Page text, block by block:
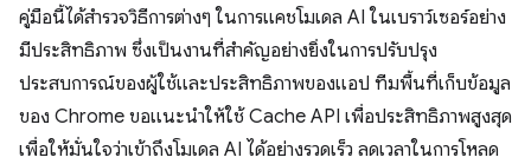
คู่มือนี้ได้สำรวจวิธีการต่างๆ ในการแคชโมเดล AI ในเบราว์เซอร์อย่าง
มีประสิทธิภาพ ซึ่งเป็นงานที่สำคัญอย่างยิ่งในการปรับปรุง
ประสบการณ์ของผู้ใช้และประสิทธิภาพของแอป ทีมพื้นที่เก็บข้อมูล
ของ Chrome ขอแนะนำให้ใช้ Cache API เพื่อประสิทธิภาพสูงสุด
เพื่อให้มั่นใจว่าเข้าถึงโมเดล AI ได้อย่างรวดเร็ว ลดเวลาในการโหลด